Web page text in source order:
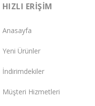
HIZLI ERIŞIM
Anasayfa
Yeni Ürünler
İndirimdekiler
Müşteri Hizmetleri